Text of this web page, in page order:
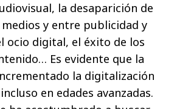
la desaparición de
y entre publicidad y
ocio digital, el éxito de los
Es evidente que la
la digitalización
en edades avanzadas.